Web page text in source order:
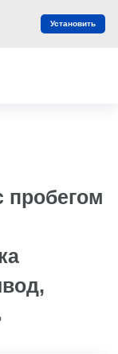
пробегом
Установить